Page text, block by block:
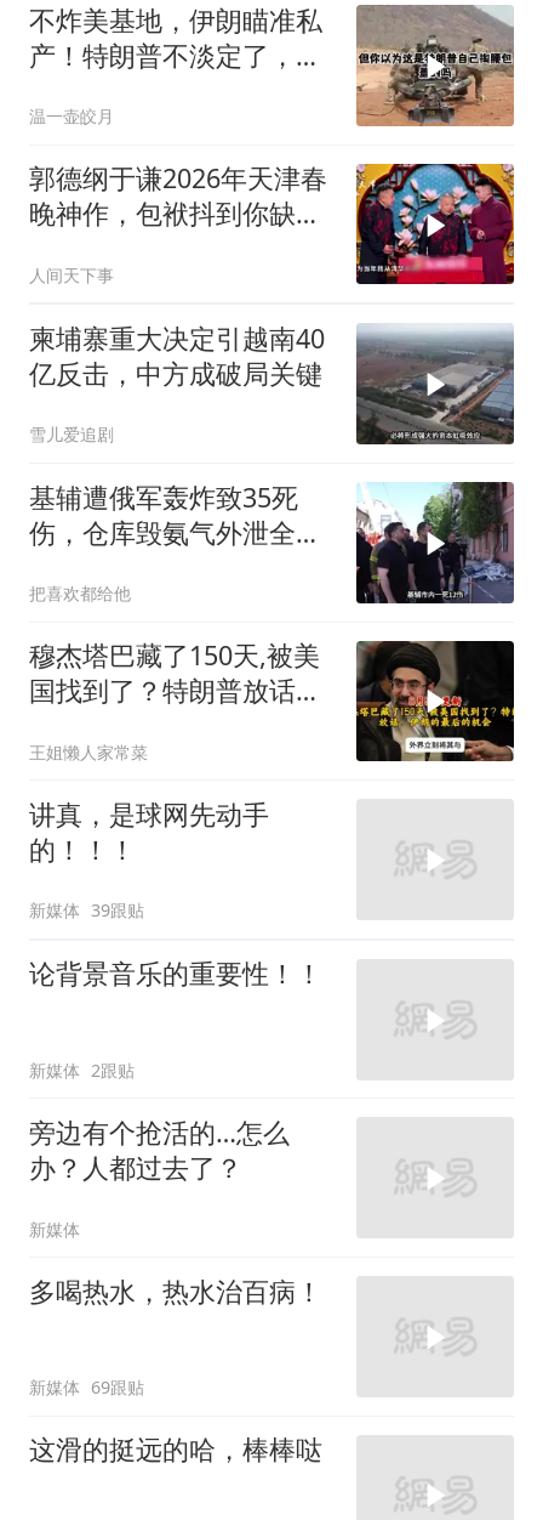
不炸美基地，伊朗瞄准私
产！特朗普不淡定了，被
温一壶皎月
郭德纲于谦2026年天津春
晚神作，包袱抖到你缺氧
人间天下事
柬埔寨重大决定引越南40
亿反击，中方成破局关键
雪儿爱追剧
基辅遭俄军轰炸致35死
伤，仓库毁氨气外泄全城
把喜欢都给他
穆杰塔巴藏了150天,被美
国找到了？特朗普放话：
王姐懒人家常菜
讲真，是球网先动手
的！！！
新媒体 39跟贴
论背景音乐的重要性！！
新媒体 2跟贴
旁边有个抢活的…怎么
办？人都过去了？
新媒体
多喝热水，热水治百病！
新媒体 69跟贴
这滑的挺远的哈，棒棒哒